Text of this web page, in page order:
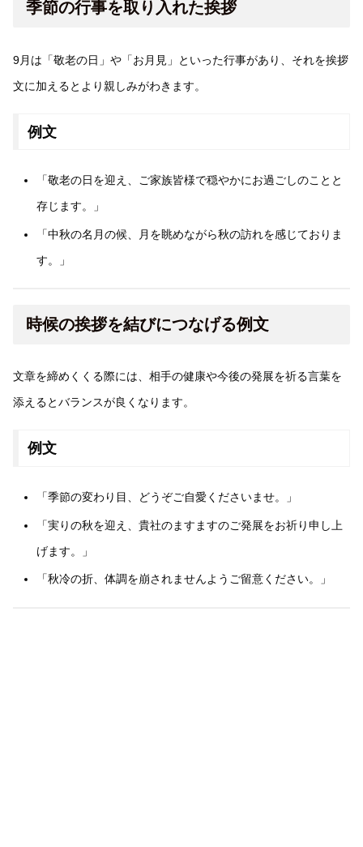
季節の行事を取り入れた挨拶
9月は「敬老の日」や「お月見」といった行事があり、それを挨拶
文に加えるとより親しみがわきます。
例文
「敬老の日を迎え、ご家族皆様で穏やかにお過ごしのことと
存じます。」
「中秋の名月の候、月を眺めながら秋の訪れを感じておりま
す。」
時候の挨拶を結びにつなげる例文
文章を締めくくる際には、相手の健康や今後の発展を祈る言葉を
添えるとバランスが良くなります。
例文
「季節の変わり目、どうぞご自愛くださいませ。」
「実りの秋を迎え、貴社のますますのご発展をお祈り申し上
げます。」
「秋冷の折、体調を崩されませんようご留意ください。」